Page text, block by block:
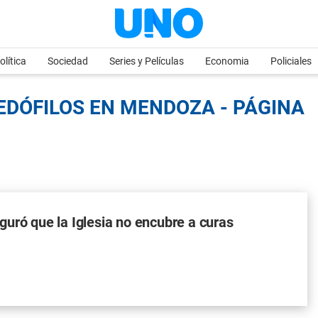
Sociedad Series y Películas Economia Policiales
EN MENDOZA - PÁGINA
que la Iglesia no encubre a curas